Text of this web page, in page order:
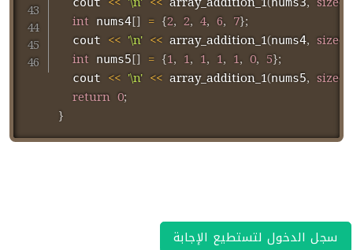
<< '\n' << array_addition_1( , sizeof
int nums4[] = {2, 2, 4, 6, 7};
  cout
<< '\n' << array_addition_1(nums4, sizeof
int nums5[] = {1, 1, 1, 1, 1, 0, 5};
  cout
<< '\n' << array_addition_1(nums5, sizeof
return 0;
}
سجل الدخول لتستطيع الإجابة